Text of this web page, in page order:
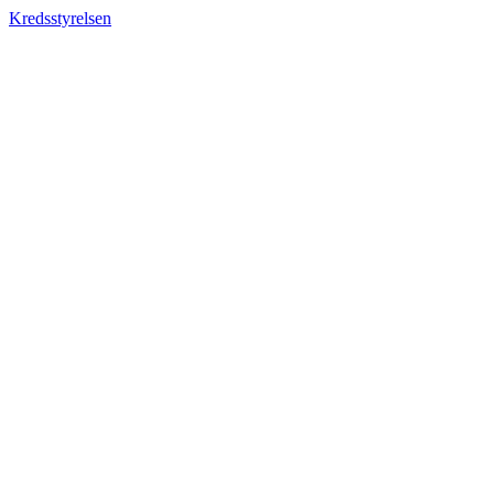
Kredsstyrelsen